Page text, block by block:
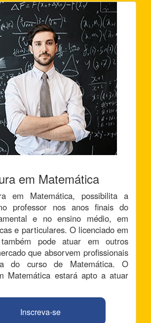
em Matemática
em Matemática, possibilita a
professor nos anos finais do
e no ensino médio, em
e particulares. O licenciado em
também pode atuar em outros
que absorvem profissionais
do curso de Matemática. O
Matemática estará apto a atuar
Inscreva-se